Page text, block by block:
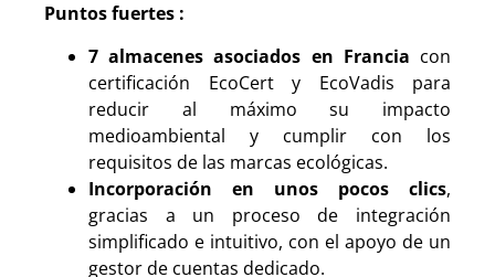
Puntos fuertes :
7 almacenes asociados en Francia con
certificación EcoCert y EcoVadis para
reducir al máximo su impacto
medioambiental y cumplir con los
requisitos de las marcas ecológicas.
Incorporación en unos pocos clics,
gracias a un proceso de integración
simplificado e intuitivo, con el apoyo de un
gestor de cuentas dedicado.